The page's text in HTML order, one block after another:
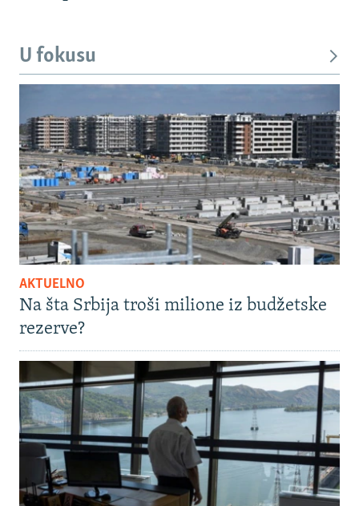
U fokusu
AKTUELNO
Na šta Srbija troši milione iz budžetske
rezerve?